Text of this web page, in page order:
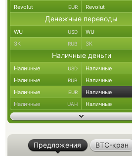
Revolut EUR Revolut
Денежные переводы
WU USD WU
ЗК RUB ЗК
Наличные деньги
Наличные USD Наличные
Наличные RUB Наличные
Наличные EUR Наличные
Наличные UAH Наличные
Предложения BTC-кран